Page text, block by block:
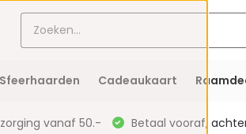
Sfeerhaarden Cadeaukaart
vanaf 50.- Betaal vooraf,